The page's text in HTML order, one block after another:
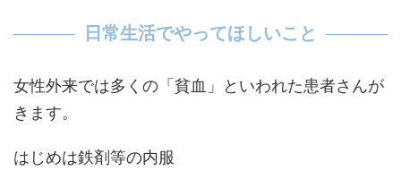
日常生活でやってほしいこと
女性外来では多くの「貧血」といわれた患者さんが
きます。
はじめは鉄剤等の内服